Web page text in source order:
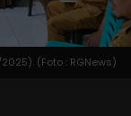
(Foto : RGNews)